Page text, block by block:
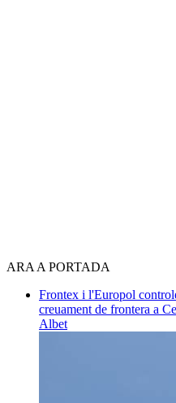
ARA A PORTADA
Frontex i l'Europol
creuament de frontera a
Albet